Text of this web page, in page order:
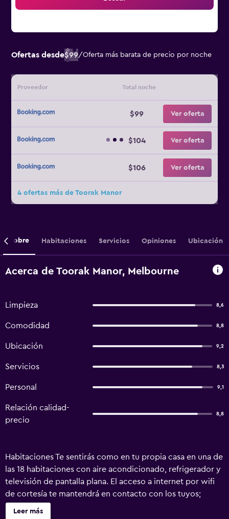
Ofertas desde$99/Oferta más barata de precio por noche
Proveedor Total noche
$99 Ver oferta
$104 Ver oferta
$106 Ver oferta
4 ofertas más de Toorak Manor
Sobre Habitaciones Servicios Opiniones Ubicación
Acerca de Toorak Manor, Melbourne
Limpieza 8,6
Comodidad 8,8
Ubicación 9,2
Servicios 8,3
Personal 9,1
Relación calidad-
precio
8,8
Habitaciones Te sentirás como en tu propia casa en una de
las 18 habitaciones con aire acondicionado, refrigerador y
televisión de pantalla plana. El acceso a internet por wifi
de cortesía te mantendrá en contacto con los tuyos;
también podrás ver tu programa favorito en la televisión
Leer más